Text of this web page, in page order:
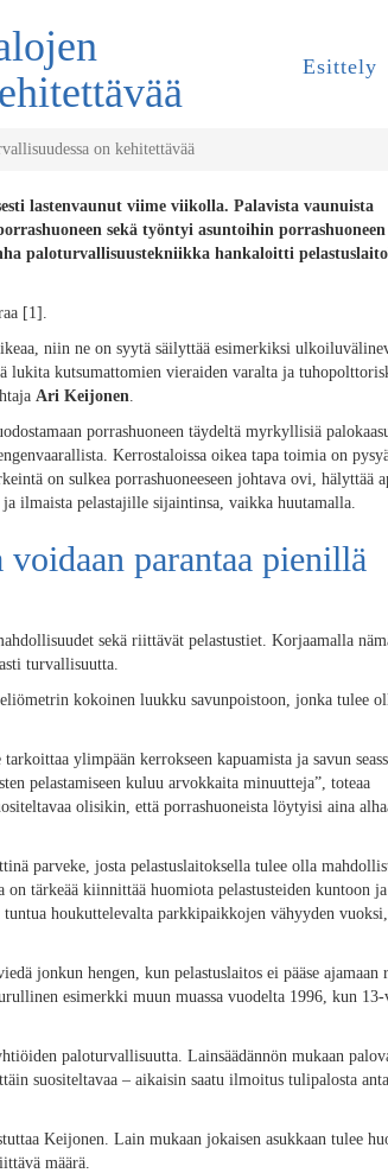
Esittely
on kehitettävää
lastenvaunut viime viikolla. Palavista vaunuista
sekä työntyi asuntoihin
paloturvallisuustekniikka hankaloitti
[1].
niin ne on syytä säilyttää esimerkiksi
lukita kutsumattomien vieraiden varalta ja
Ari Keijonen.
porrashuoneen täydeltä myrkyllisiä
Kerrostaloissa oikea tapa toimia on
on sulkea porrashuoneeseen johtava ovi, hälyttää
ilmaista pelastajille sijaintinsa, vaikka huutamalla.
parantaa pienillä
sekä riittävät pelastustiet. Korjaamalla
turvallisuutta.
kokoinen luukku savunpoistoon, jonka tulee
ylimpään kerrokseen kapuamista ja savun
pelastamiseen kuluu arvokkaita minuutteja”, toteaa
olisikin, että porrashuoneista löytyisi aina
parveke, josta pelastuslaitoksella tulee olla
tärkeää kiinnittää huomiota pelastusteiden kuntoon
houkuttelevalta parkkipaikkojen vähyyden
jonkun hengen, kun pelastuslaitos ei pääse ajamaan
esimerkki muun muassa vuodelta 1996, kun 13-
paloturvallisuutta. Lainsäädännön mukaan
suositeltavaa – aikaisin saatu ilmoitus tulipalosta
Keijonen. Lain mukaan jokaisen asukkaan tulee
määrä.